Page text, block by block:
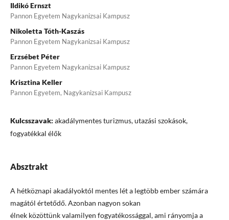
Ildikó Ernszt
Pannon Egyetem Nagykanizsai Kampusz
Nikoletta Tóth-Kaszás
Pannon Egyetem Nagykanizsai Kampusz
Erzsébet Péter
Pannon Egyetem Nagykanizsai Kampusz
Krisztina Keller
Pannon Egyetem, Nagykanizsai Kampusz
Kulcsszavak: akadálymentes turizmus, utazási szokások,
fogyatékkal élők
Absztrakt
A hétköznapi akadályoktól mentes lét a legtöbb ember számára
magától értetődő. Azonban nagyon sokan
élnek közöttünk valamilyen fogyatékossággal, ami rányomja a